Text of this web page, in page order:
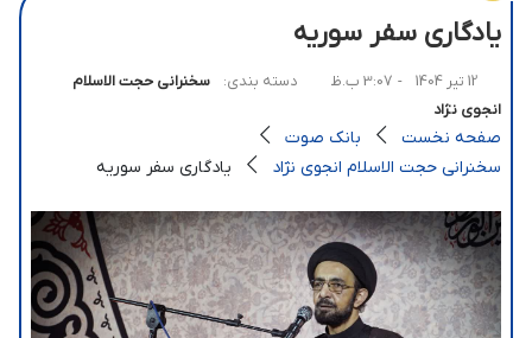
یادگاری سفر سوریه
12 تیر 1404 - 3:07 ب.ظ دسته بندی:
سخنرانی حجت الاسلام
انجوی نژاد
صفحه نخست
بانک صوت
سخنرانی حجت الاسلام انجوی نژاد
یادگاری سفر سوریه